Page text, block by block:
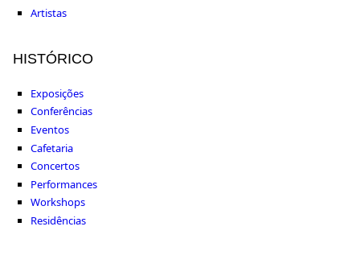
Artistas
HISTÓRICO
Exposições
Conferências
Eventos
Cafetaria
Concertos
Performances
Workshops
Residências